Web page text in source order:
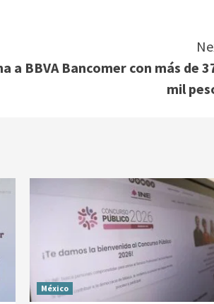
a BBVA Bancomer con más de
mil
México